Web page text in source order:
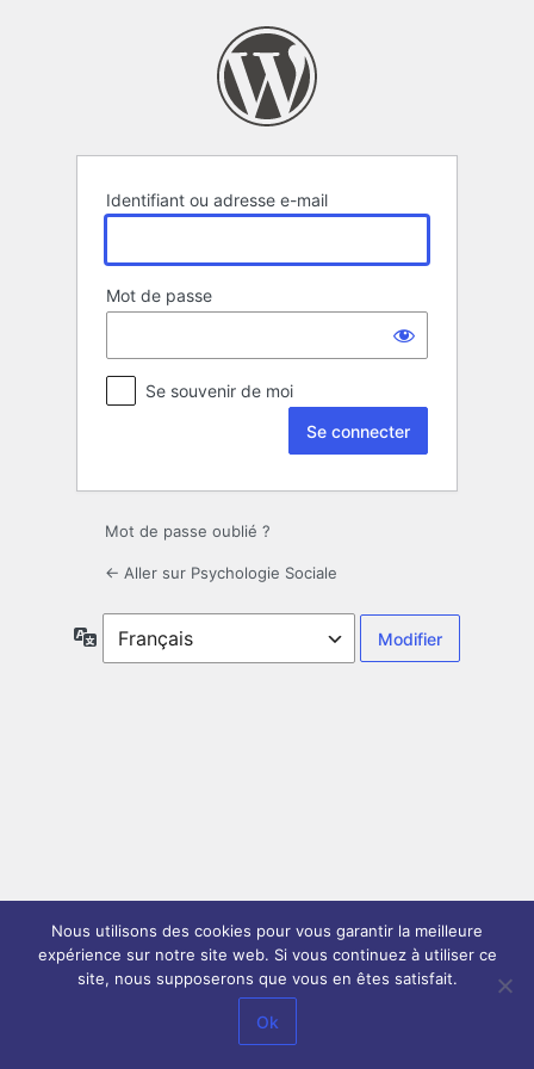
Identifiant ou adresse e-mail
Mot de passe
Se souvenir de moi
Mot de passe oublié ?
← Aller sur Psychologie Sociale
Langue
Nous utilisons des cookies pour vous garantir la meilleure
expérience sur notre site web. Si vous continuez à utiliser ce
site, nous supposerons que vous en êtes satisfait.
Ok